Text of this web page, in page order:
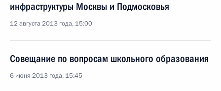
инфраструктуры Москвы и Подмосковья
12 августа 2013 года, 15:00
Совещание по вопросам школьного образования
6 июня 2013 года, 15:45